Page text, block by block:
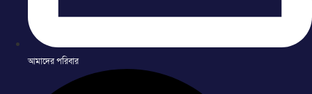
আমাদের পরিবার